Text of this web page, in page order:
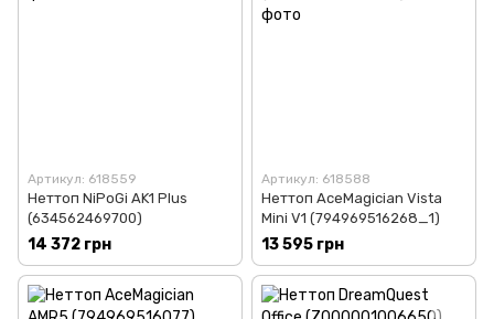
Артикул: 618559
Неттоп NiPoGi AK1 Plus
(634562469700)
14 372 грн
Артикул: 618588
Неттоп AceMagician Vista
Mini V1 (794969516268_1)
13 595 грн